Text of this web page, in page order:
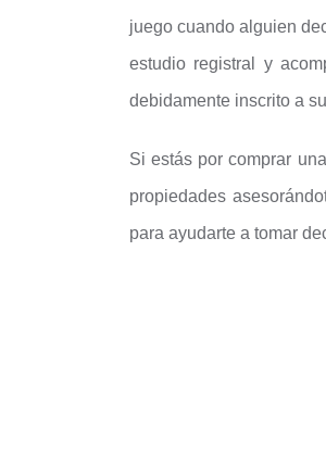
juego cuando alguien
estudio registral y
debidamente inscrito a
Si estás por comprar
propiedades
para ayudarte a tomar